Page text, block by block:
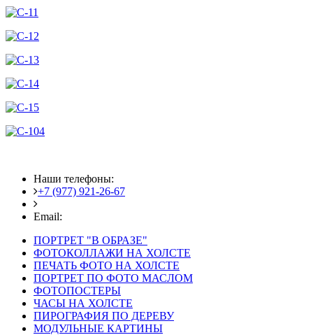
Наши телефоны:
+7 (977) 921-26-67
Email:
ПОРТРЕТ "В ОБРАЗЕ"
ФОТОКОЛЛАЖИ НА ХОЛСТЕ
ПЕЧАТЬ ФОТО НА ХОЛСТЕ
ПОРТРЕТ ПО ФОТО МАСЛОМ
ФОТОПОСТЕРЫ
ЧАСЫ НА ХОЛСТЕ
ПИРОГРАФИЯ ПО ДЕРЕВУ
МОДУЛЬНЫЕ КАРТИНЫ